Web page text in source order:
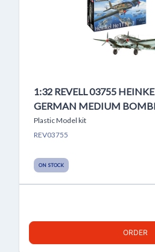
1:32 REVELL 03755
GERMAN MEDIUM
Plastic Model kit
REV03755
ON STOCK
ORDER